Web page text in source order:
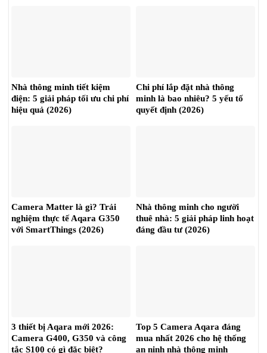
Nhà thông minh tiết kiệm
điện: 5 giải pháp tối ưu chi phí
hiệu quả (2026)
Chi phí lắp đặt nhà thông
minh là bao nhiêu? 5 yếu tố
quyết định (2026)
Camera Matter là gì? Trải
nghiệm thực tế Aqara G350
với SmartThings (2026)
Nhà thông minh cho người
thuê nhà: 5 giải pháp linh hoạt
đáng đầu tư (2026)
3 thiết bị Aqara mới 2026:
Camera G400, G350 và công
tắc S100 có gì đặc biệt?
Top 5 Camera Aqara đáng
mua nhất 2026 cho hệ thống
an ninh nhà thông minh